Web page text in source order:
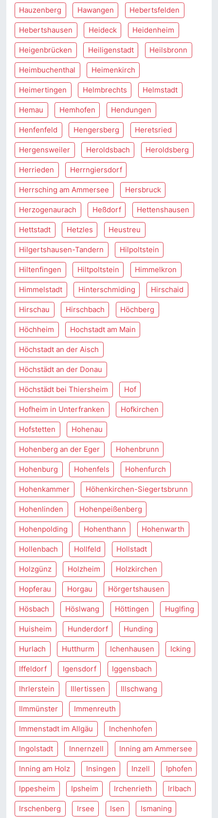
Hauzenberg Hawangen Hebertsfelden
Hebertshausen Heideck Heidenheim
Heigenbrücken Heiligenstadt Heilsbronn
Heimbuchenthal Heimenkirch
Heimertingen Helmbrechts Helmstadt
Hemau Hemhofen Hendungen
Henfenfeld Hengersberg Heretsried
Hergensweiler Heroldsbach Heroldsberg
Herrieden Herrngiersdorf
Herrsching am Ammersee Hersbruck
Herzogenaurach Heßdorf Hettenshausen
Hettstadt Hetzles Heustreu
Hilgertshausen-Tandern Hilpoltstein
Hiltenfingen Hiltpoltstein Himmelkron
Himmelstadt Hinterschmiding Hirschaid
Hirschau Hirschbach Höchberg
Höchheim Hochstadt am Main
Höchstadt an der Aisch
Höchstädt an der Donau
Höchstädt bei Thiersheim Hof
Hofheim in Unterfranken Hofkirchen
Hofstetten Hohenau
Hohenberg an der Eger Hohenbrunn
Hohenburg Hohenfels Hohenfurch
Hohenkammer Höhenkirchen-Siegertsbrunn
Hohenlinden Hohenpeißenberg
Hohenpolding Hohenthann Hohenwarth
Hollenbach Hollfeld Hollstadt
Holzgünz Holzheim Holzkirchen
Hopferau Horgau Hörgertshausen
Hösbach Höslwang Höttingen Huglfing
Huisheim Hunderdorf Hunding
Hurlach Hutthurm Ichenhausen Icking
Iffeldorf Igensdorf Iggensbach
Ihrlerstein Illertissen Illschwang
Ilmmünster Immenreuth
Immenstadt im Allgäu Inchenhofen
Ingolstadt Innernzell Inning am Ammersee
Inning am Holz Insingen Inzell Iphofen
Ippesheim Ipsheim Irchenrieth Irlbach
Irschenberg Irsee Isen Ismaning